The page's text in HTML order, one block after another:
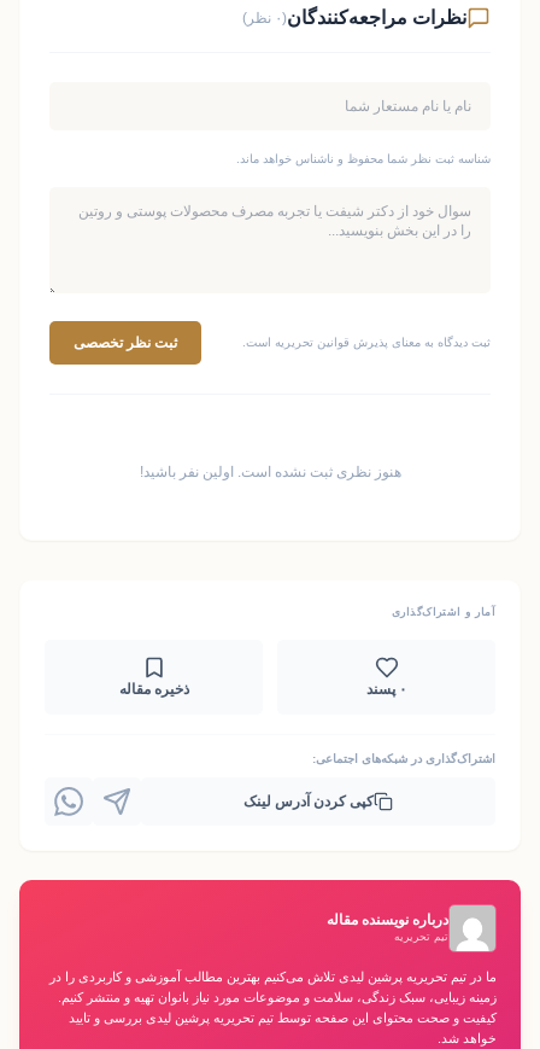
نظرات مراجعه‌کنندگان(۰ نظر)
شناسه ثبت نظر شما محفوظ و ناشناس خواهد ماند.
ثبت دیدگاه به معنای پذیرش قوانین تحریریه است. ثبت نظر تخصصی
هنوز نظری ثبت نشده است. اولین نفر باشید!
آمار و اشتراک‌گذاری
۰ پسند ذخیره مقاله
اشتراک‌گذاری در شبکه‌های اجتماعی:
کپی کردن آدرس لینک
درباره نویسنده مقاله
تیم تحریریه
ما در تیم تحریریه پرشین لیدی تلاش می‌کنیم بهترین مطالب آموزشی و کاربردی را در
زمینه زیبایی، سبک زندگی، سلامت و موضوعات مورد نیاز بانوان تهیه و منتشر کنیم.
کیفیت و صحت محتوای این صفحه توسط تیم تحریریه پرشین لیدی بررسی و تایید
خواهد شد.